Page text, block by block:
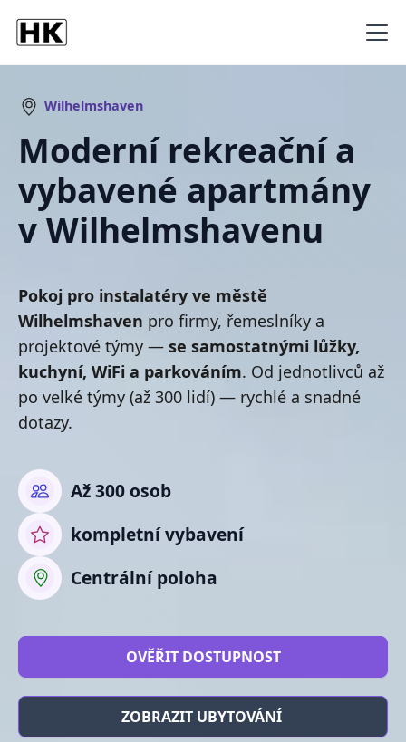
Wilhelmshaven
Moderní rekreační a
vybavené apartmány
v Wilhelmshavenu
Pokoj pro instalatéry ve městě
Wilhelmshaven pro firmy, řemeslníky a
projektové týmy — se samostatnými lůžky,
kuchyní, WiFi a parkováním. Od jednotlivců až
po velké týmy (až 300 lidí) — rychlé a snadné
dotazy.
Až 300 osob
kompletní vybavení
Centrální poloha
OVĚŘIT DOSTUPNOST
ZOBRAZIT UBYTOVÁNÍ